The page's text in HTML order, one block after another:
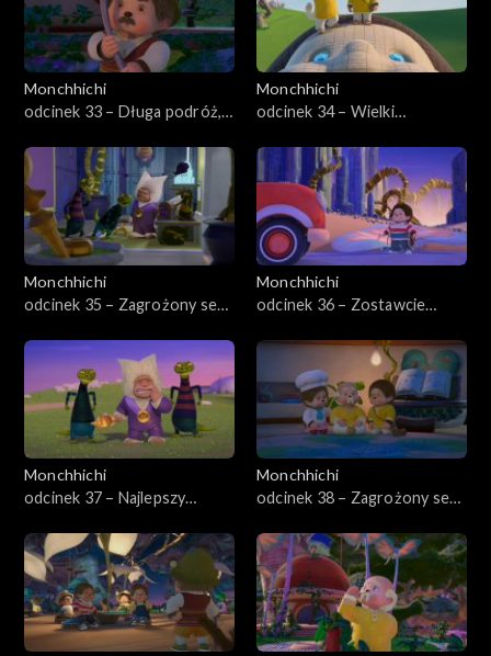
Monchhichi
odcinek 33 – Długa podróż,
Monchhichi
odcinek 34 – Wielki
Monchhichi
odcinek 35 – Zagrożony sen,
Monchhichi
odcinek 36 – Zostawcie
Monchhichi
odcinek 37 – Najlepszy
Monchhichi
odcinek 38 – Zagrożony sen,